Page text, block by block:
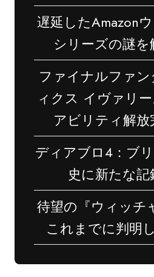
遅延したAmazon
シリーズの謎
ファイナルファ
ィクス イヴァリ
アビリティ解放
ディアブロ4：ブ
史に新たな
待望の『ウィッチ
これまでに判明